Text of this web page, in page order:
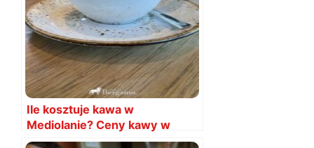
Ile kosztuje kawa w
Mediolanie? Ceny kawy w
2024 roku